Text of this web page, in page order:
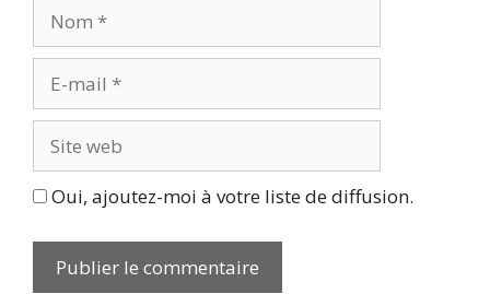
mail
web
Oui, ajoutez-moi à votre liste de diffusion.